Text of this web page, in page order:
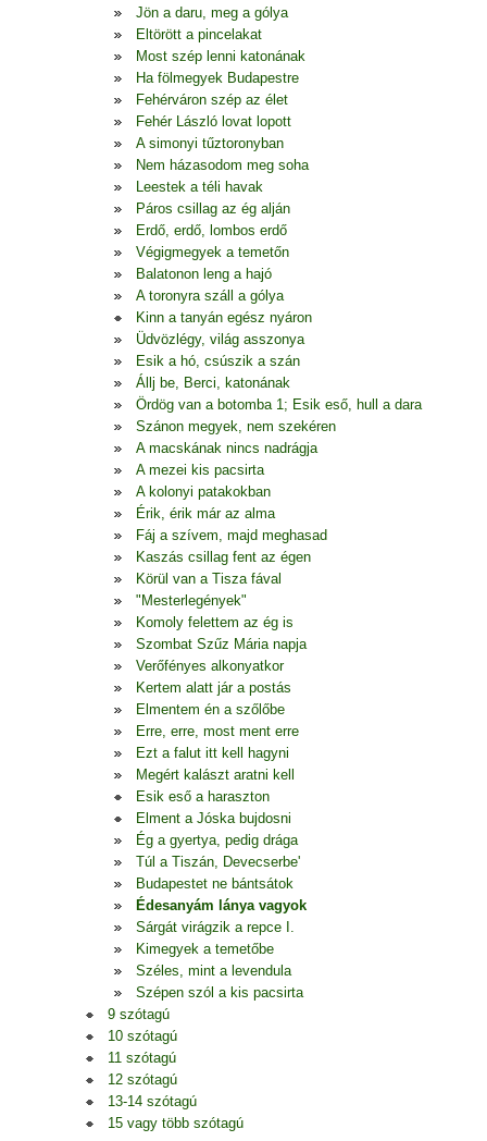
Jön a daru, meg a gólya
Eltörött a pincelakat
Most szép lenni katonának
Ha fölmegyek Budapestre
Fehérváron szép az élet
Fehér László lovat lopott
A simonyi tűztoronyban
Nem házasodom meg soha
Leestek a téli havak
Páros csillag az ég alján
Erdő, erdő, lombos erdő
Végigmegyek a temetőn
Balatonon leng a hajó
A toronyra száll a gólya
Kinn a tanyán egész nyáron
Üdvözlégy, világ asszonya
Esik a hó, csúszik a szán
Állj be, Berci, katonának
Ördög van a botomba 1; Esik eső, hull a dara
Szánon megyek, nem szekéren
A macskának nincs nadrágja
A mezei kis pacsirta
A kolonyi patakokban
Érik, érik már az alma
Fáj a szívem, majd meghasad
Kaszás csillag fent az égen
Körül van a Tisza fával
"Mesterlegények"
Komoly felettem az ég is
Szombat Szűz Mária napja
Verőfényes alkonyatkor
Kertem alatt jár a postás
Elmentem én a szőlőbe
Erre, erre, most ment erre
Ezt a falut itt kell hagyni
Megért kalászt aratni kell
Esik eső a haraszton
Elment a Jóska bujdosni
Ég a gyertya, pedig drága
Túl a Tiszán, Devecserbe'
Budapestet ne bántsátok
Édesanyám lánya vagyok
Sárgát virágzik a repce I.
Kimegyek a temetőbe
Széles, mint a levendula
Szépen szól a kis pacsirta
9 szótagú
10 szótagú
11 szótagú
12 szótagú
13-14 szótagú
15 vagy több szótagú